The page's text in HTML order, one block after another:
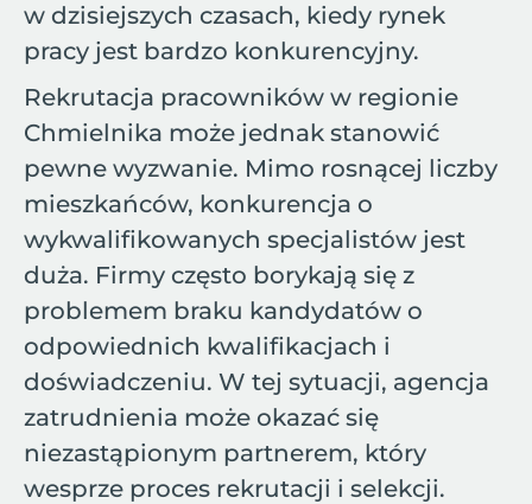
w dzisiejszych czasach, kiedy rynek
pracy jest bardzo konkurencyjny.
Rekrutacja pracowników w regionie
Chmielnika może jednak stanowić
pewne wyzwanie. Mimo rosnącej liczby
mieszkańców, konkurencja o
wykwalifikowanych specjalistów jest
duża. Firmy często borykają się z
problemem braku kandydatów o
odpowiednich kwalifikacjach i
doświadczeniu. W tej sytuacji, agencja
zatrudnienia może okazać się
niezastąpionym partnerem, który
wesprze proces rekrutacji i selekcji.